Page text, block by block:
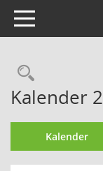
Toggle navigation
Kalender
Kalender